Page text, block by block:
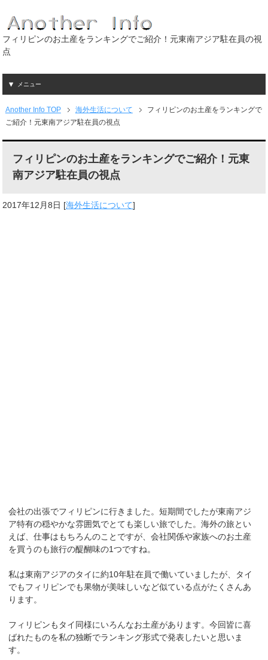
フィリピンのお土産をランキングでご紹介！元東南アジア駐在員の視
点
メニュー
Another Info TOP 海外生活について
フィリピンのお土産をランキングで
ご紹介！元東南アジア駐在員の視点
フィリピンのお土産をランキングでご紹介！元東
南アジア駐在員の視点
2017年12月8日 [海外生活について]
会社の出張でフィリピンに行きました。短期間でしたが東南アジ
ア特有の穏やかな雰囲気でとても楽しい旅でした。海外の旅とい
えば、仕事はもちろんのことですが、会社関係や家族へのお土産
を買うのも旅行の醍醐味の1つですね。
私は東南アジアのタイに約10年駐在員で働いていましたが、タイ
でもフィリピンでも果物が美味しいなど似ている点がたくさんあ
ります。
フィリピンもタイ同様にいろんなお土産があります。今回皆に喜
ばれたものを私の独断でランキング形式で発表したいと思いま
す。